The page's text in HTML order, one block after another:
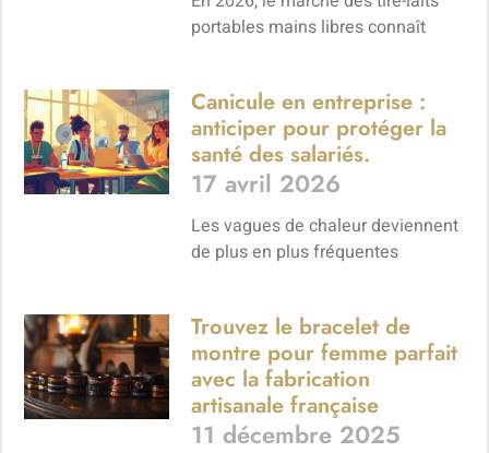
portables mains libres connaît
Canicule en entreprise :
anticiper pour protéger la
santé des salariés.
17 avril 2026
Les vagues de chaleur deviennent
de plus en plus fréquentes
Trouvez le bracelet de
montre pour femme parfait
avec la fabrication
artisanale française
11 décembre 2025